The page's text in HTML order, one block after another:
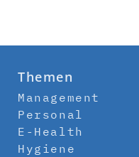
Themen
Management
Personal
E-Health
Hygiene